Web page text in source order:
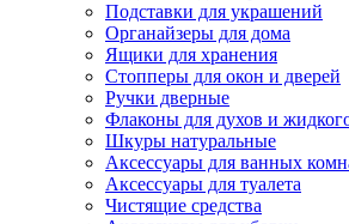
Подставки для украшений
Органайзеры для дома
Ящики для хранения
Стопперы для окон и дверей
Ручки дверные
Флаконы для духов и
Шкуры натуральные
Аксессуары для ванных
Аксессуары для туалета
Чистящие средства